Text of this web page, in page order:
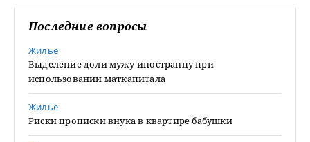
Последние вопросы
Жилье
Выделение доли мужу-иностранцу при
использовании маткапитала
Жилье
Риски прописки внука в квартире бабушки